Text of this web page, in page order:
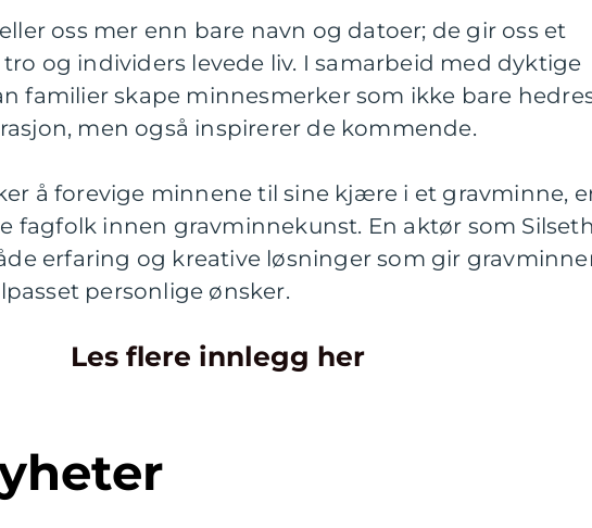
oss mer enn bare navn og datoer; de gir oss et
og individers levede liv. I samarbeid med dyktige
familier skape minnesmerker som ikke bare
men også inspirerer de kommende.
å forevige minnene til sine kjære i et gravminne,
fagfolk innen gravminnekunst. En aktør som Silseth
erfaring og kreative løsninger som gir
personlige ønsker.
Les flere innlegg her